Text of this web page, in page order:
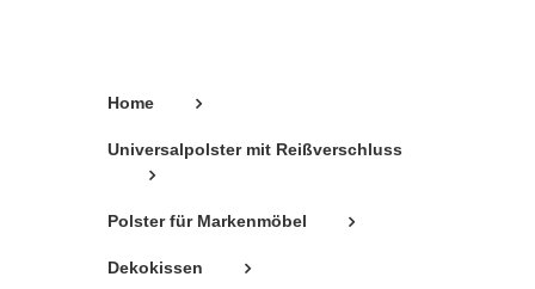
werdenHome
Universalpolster mit Reißverschluss
Polster für Markenmöbel
Dekokissen